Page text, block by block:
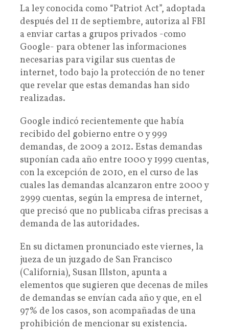
La ley conocida como “Patriot Act”, adoptada
después del 11 de septiembre, autoriza al FBI
a enviar cartas a grupos privados -como
Google- para obtener las informaciones
necesarias para vigilar sus cuentas de
internet, todo bajo la protección de no tener
que revelar que estas demandas han sido
realizadas.
Google indicó recientemente que había
recibido del gobierno entre 0 y 999
demandas, de 2009 a 2012. Estas demandas
suponían cada año entre 1000 y 1999 cuentas,
con la excepción de 2010, en el curso de las
cuales las demandas alcanzaron entre 2000 y
2999 cuentas, según la empresa de internet,
que precisó que no publicaba cifras precisas a
demanda de las autoridades.
En su dictamen pronunciado este viernes, la
jueza de un juzgado de San Francisco
(California), Susan Illston, apunta a
elementos que sugieren que decenas de miles
de demandas se envían cada año y que, en el
97% de los casos, son acompañadas de una
prohibición de mencionar su existencia.